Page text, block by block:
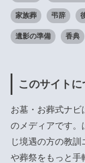
家族葬 弔辞
遺影の準備 香典
このサイトに
お墓・お葬式ナビ
のメディアです。
じ境遇の方の教
や葬祭をもっと手